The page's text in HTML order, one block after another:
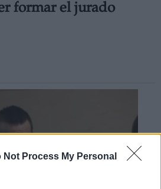
Not Process My Personal
formar el jurado